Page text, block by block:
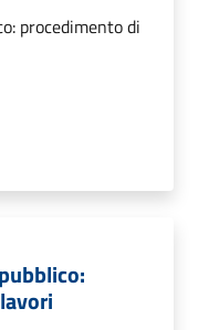
procedimento di